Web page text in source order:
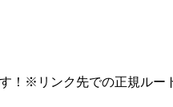
！※リンク先での正規ルー